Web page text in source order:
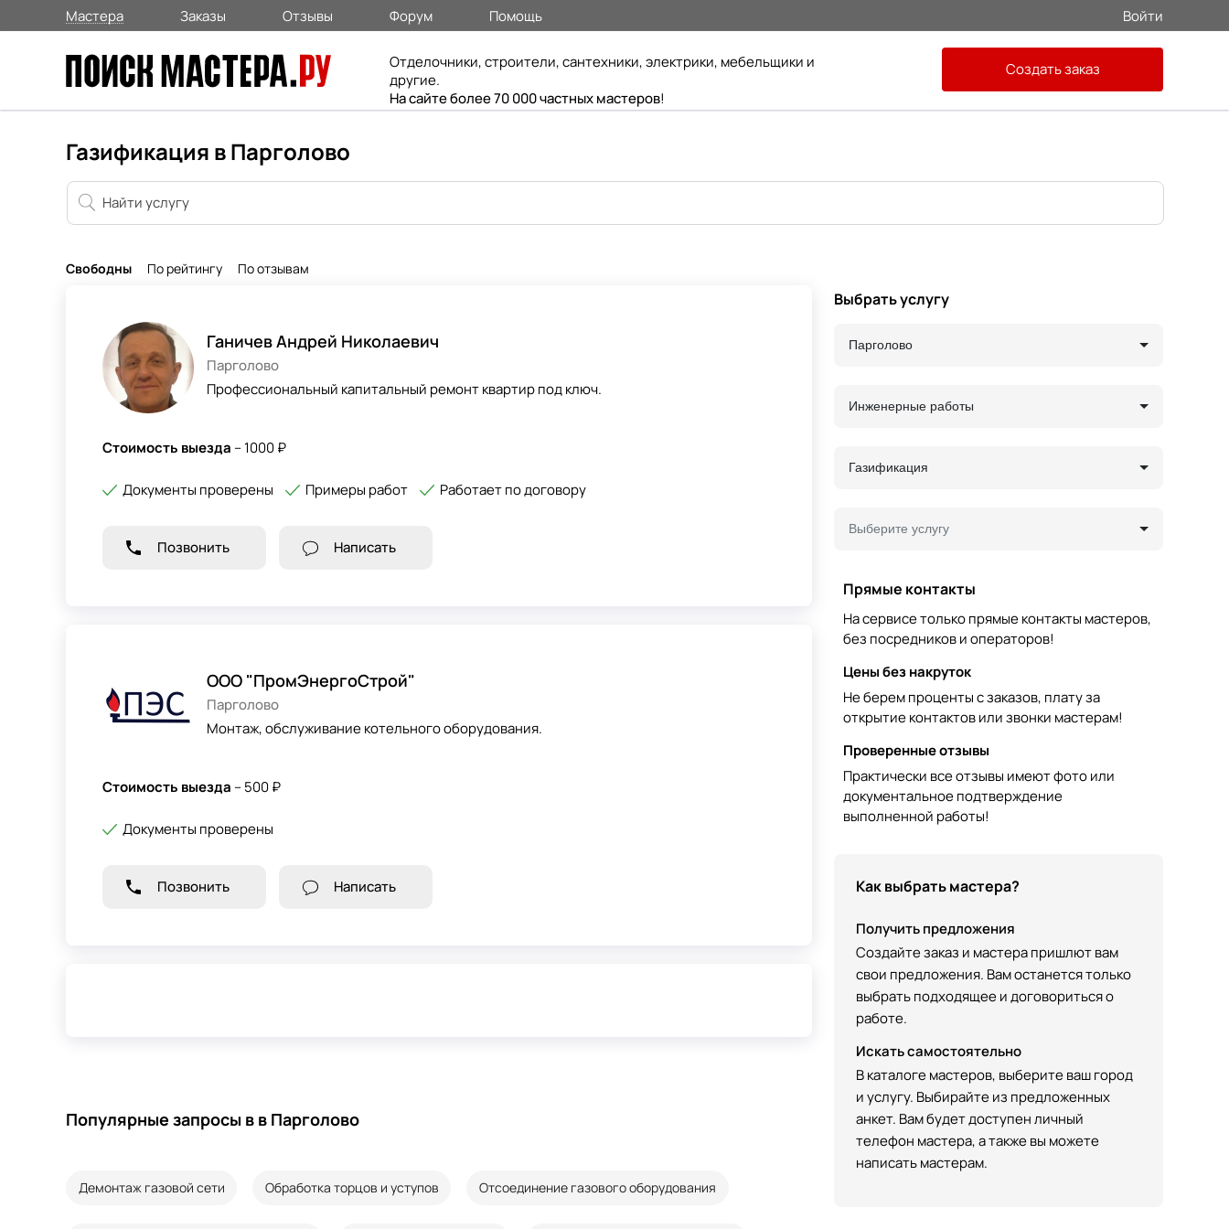
Мастера Заказы Отзывы Форум Помощь Войти
Отделочники, строители, сантехники, электрики, мебельщики и
другие.
На сайте более 70 000 частных мастеров!
Создать заказ
Газификация в Парголово
Свободны По рейтингу По отзывам
Ганичев Андрей Николаевич
Парголово
Профессиональный капитальный ремонт квартир под ключ.
Стоимость выезда – 1000 ₽
Документы проверены Примеры работ Работает по договору
Позвонить Написать
ООО "ПромЭнергоСтрой"
Парголово
Монтаж, обслуживание котельного оборудования.
Стоимость выезда – 500 ₽
Документы проверены
Позвонить Написать
Популярные запросы в в Парголово
Демонтаж газовой сети Обработка торцов и уступов Отсоединение газового оборудования
Выбрать услугу
Парголово
Инженерные работы
Газификация
Выберите услугу
Прямые контакты
На сервисе только прямые контакты мастеров,
без посредников и операторов!
Цены без накруток
Не берем проценты с заказов, плату за
открытие контактов или звонки мастерам!
Проверенные отзывы
Практически все отзывы имеют фото или
документальное подтверждение
выполненной работы!
Как выбрать мастера?
Получить предложения
Создайте заказ и мастера пришлют вам
свои предложения. Вам останется только
выбрать подходящее и договориться о
работе.
Искать самостоятельно
В каталоге мастеров, выберите ваш город
и услугу. Выбирайте из предложенных
анкет. Вам будет доступен личный
телефон мастера, а также вы можете
написать мастерам.